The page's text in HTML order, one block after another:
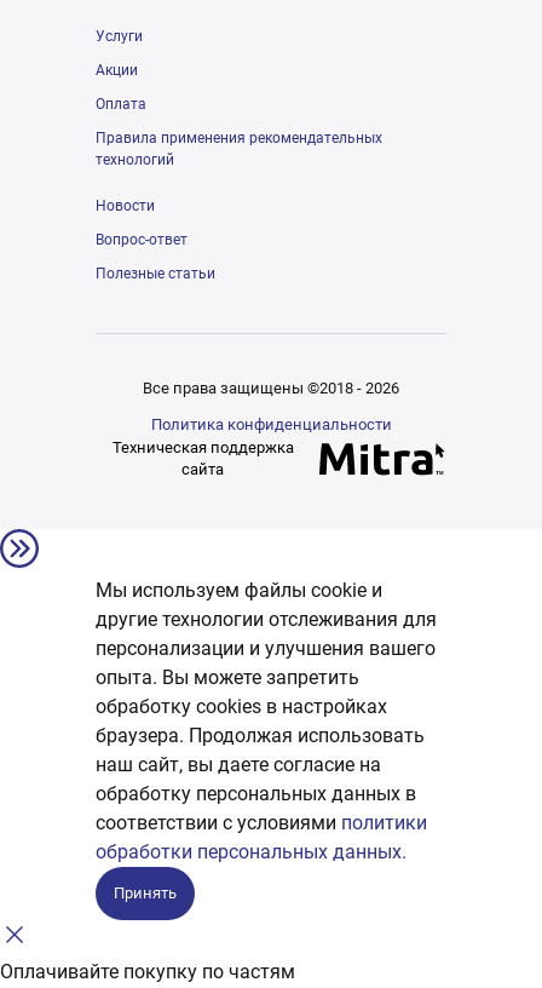
Услуги
Акции
Оплата
Правила применения рекомендательных
технологий
Новости
Вопрос-ответ
Полезные статьи
Все права защищены ©2018 - 2026
Политика конфиденциальности
Техническая поддержка
сайта
Мы используем файлы cookie и
другие технологии отслеживания для
персонализации и улучшения вашего
опыта. Вы можете запретить
обработку сookies в настройках
браузера. Продолжая использовать
наш сайт, вы даете согласие на
обработку персональных данных в
соответствии с условиями политики
обработки персональных данных.
Принять
Оплачивайте покупку по частям